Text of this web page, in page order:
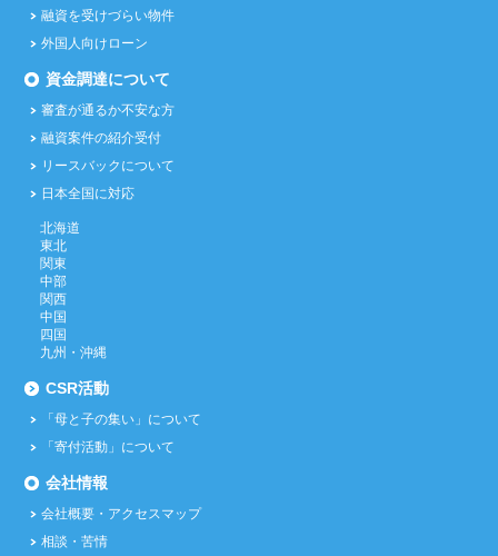
融資を受けづらい物件
外国人向けローン
資金調達について
審査が通るか不安な方
融資案件の紹介受付
リースバックについて
日本全国に対応
北海道
東北
関東
中部
関西
中国
四国
九州・沖縄
CSR活動
「母と子の集い」について
「寄付活動」について
会社情報
会社概要・アクセスマップ
相談・苦情